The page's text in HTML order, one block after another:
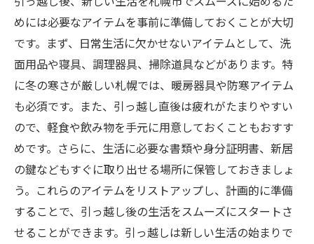
めには必要なアイテムを事前に準備しておくことが大切
です。まず、日常生活に欠かせないアイテムとして、洗
面用品や寝具、調理器具、掃除道具などがあります。特
に冬の寒さが厳しい札幌では、暖房器具や防寒アイテム
も必須です。また、引っ越し直後は疲れがたまりやすい
ので、軽食や飲み物を手元に用意しておくこともおすす
めです。さらに、生活に必要な書類や身分証明書、新居
の鍵などもすぐに取り出せる場所に保管しておきましょ
う。これらのアイテムをリストアップし、計画的に準備
することで、引っ越し後の生活をスムーズにスタートさ
せることができます。引っ越しは新しい生活の始まりで